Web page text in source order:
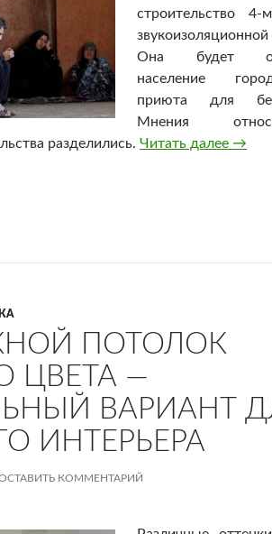
строительство 4-
Она будет
население
приюта для
Мнения
разделились. Читать далее В
→
ПОТОЛОК
ЦВЕТА —
ВАРИАНТ
ИНТЕРЬЕРА
КОММЕНТАРИЙ